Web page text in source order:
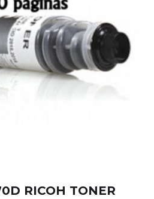
RICOH TONER